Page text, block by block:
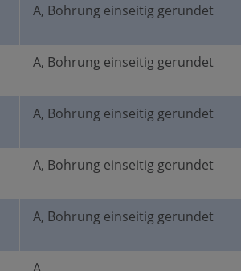
A, Bohrung einseitig gerundet
A, Bohrung einseitig gerundet
A, Bohrung einseitig gerundet
A, Bohrung einseitig gerundet
A, Bohrung einseitig gerundet